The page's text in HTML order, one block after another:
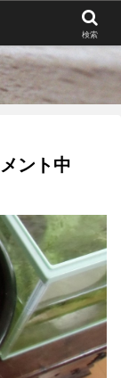
ント中
検索